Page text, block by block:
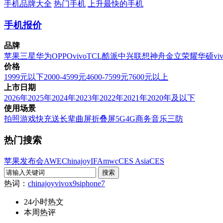
手机品牌大全 热门手机 上升最快的手机
手机报价
品牌
苹果三星华为OPPOvivoTCL酷派中兴联想神舟金立荣耀华硕
价格
1999元以下2000-4599元4600-7599元7600元以上
上市日期
2026年2025年2024年2023年2022年2021年2020年及以下
使用场景
拍照游戏快充送长辈曲屏折叠屏5G4G商务音乐三防
热门搜索
苹果发布会AWEChinajoyIFAmwcCES AsiaCES
热词： chinajoyvivox9siphone7
24小时热文
本周热评